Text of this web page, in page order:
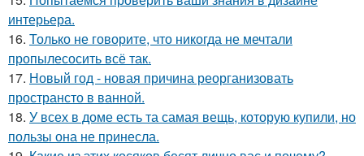
интерьера.
16. Только не говорите, что никогда не мечтали
пропылесосить всё так.
17. Новый год - новая причина реорганизовать
пространсто в ванной.
18. У всех в доме есть та самая вещь, которую купили, но
пользы она не принесла.